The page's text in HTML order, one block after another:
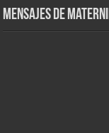
Mensajes de